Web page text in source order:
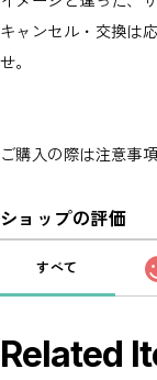
キャンセル・交換は
せ。
ご購入の際は注意事
ショップの評価
すべて
Related